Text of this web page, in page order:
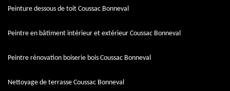
Peinture dessous de toit Coussac Bonneval
Peintre en bâtiment intérieur et extérieur Coussac Bonneval
Peintre rénovation boiserie bois Coussac Bonneval
Nettoyage de terrasse Coussac Bonneval